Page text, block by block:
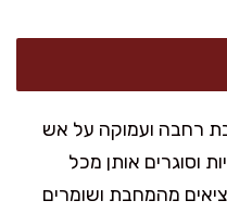
רחבה ועמוקה על אש
וסוגרים אותן מכל
5 דקות. מוציאים מהמחבת ושומרים